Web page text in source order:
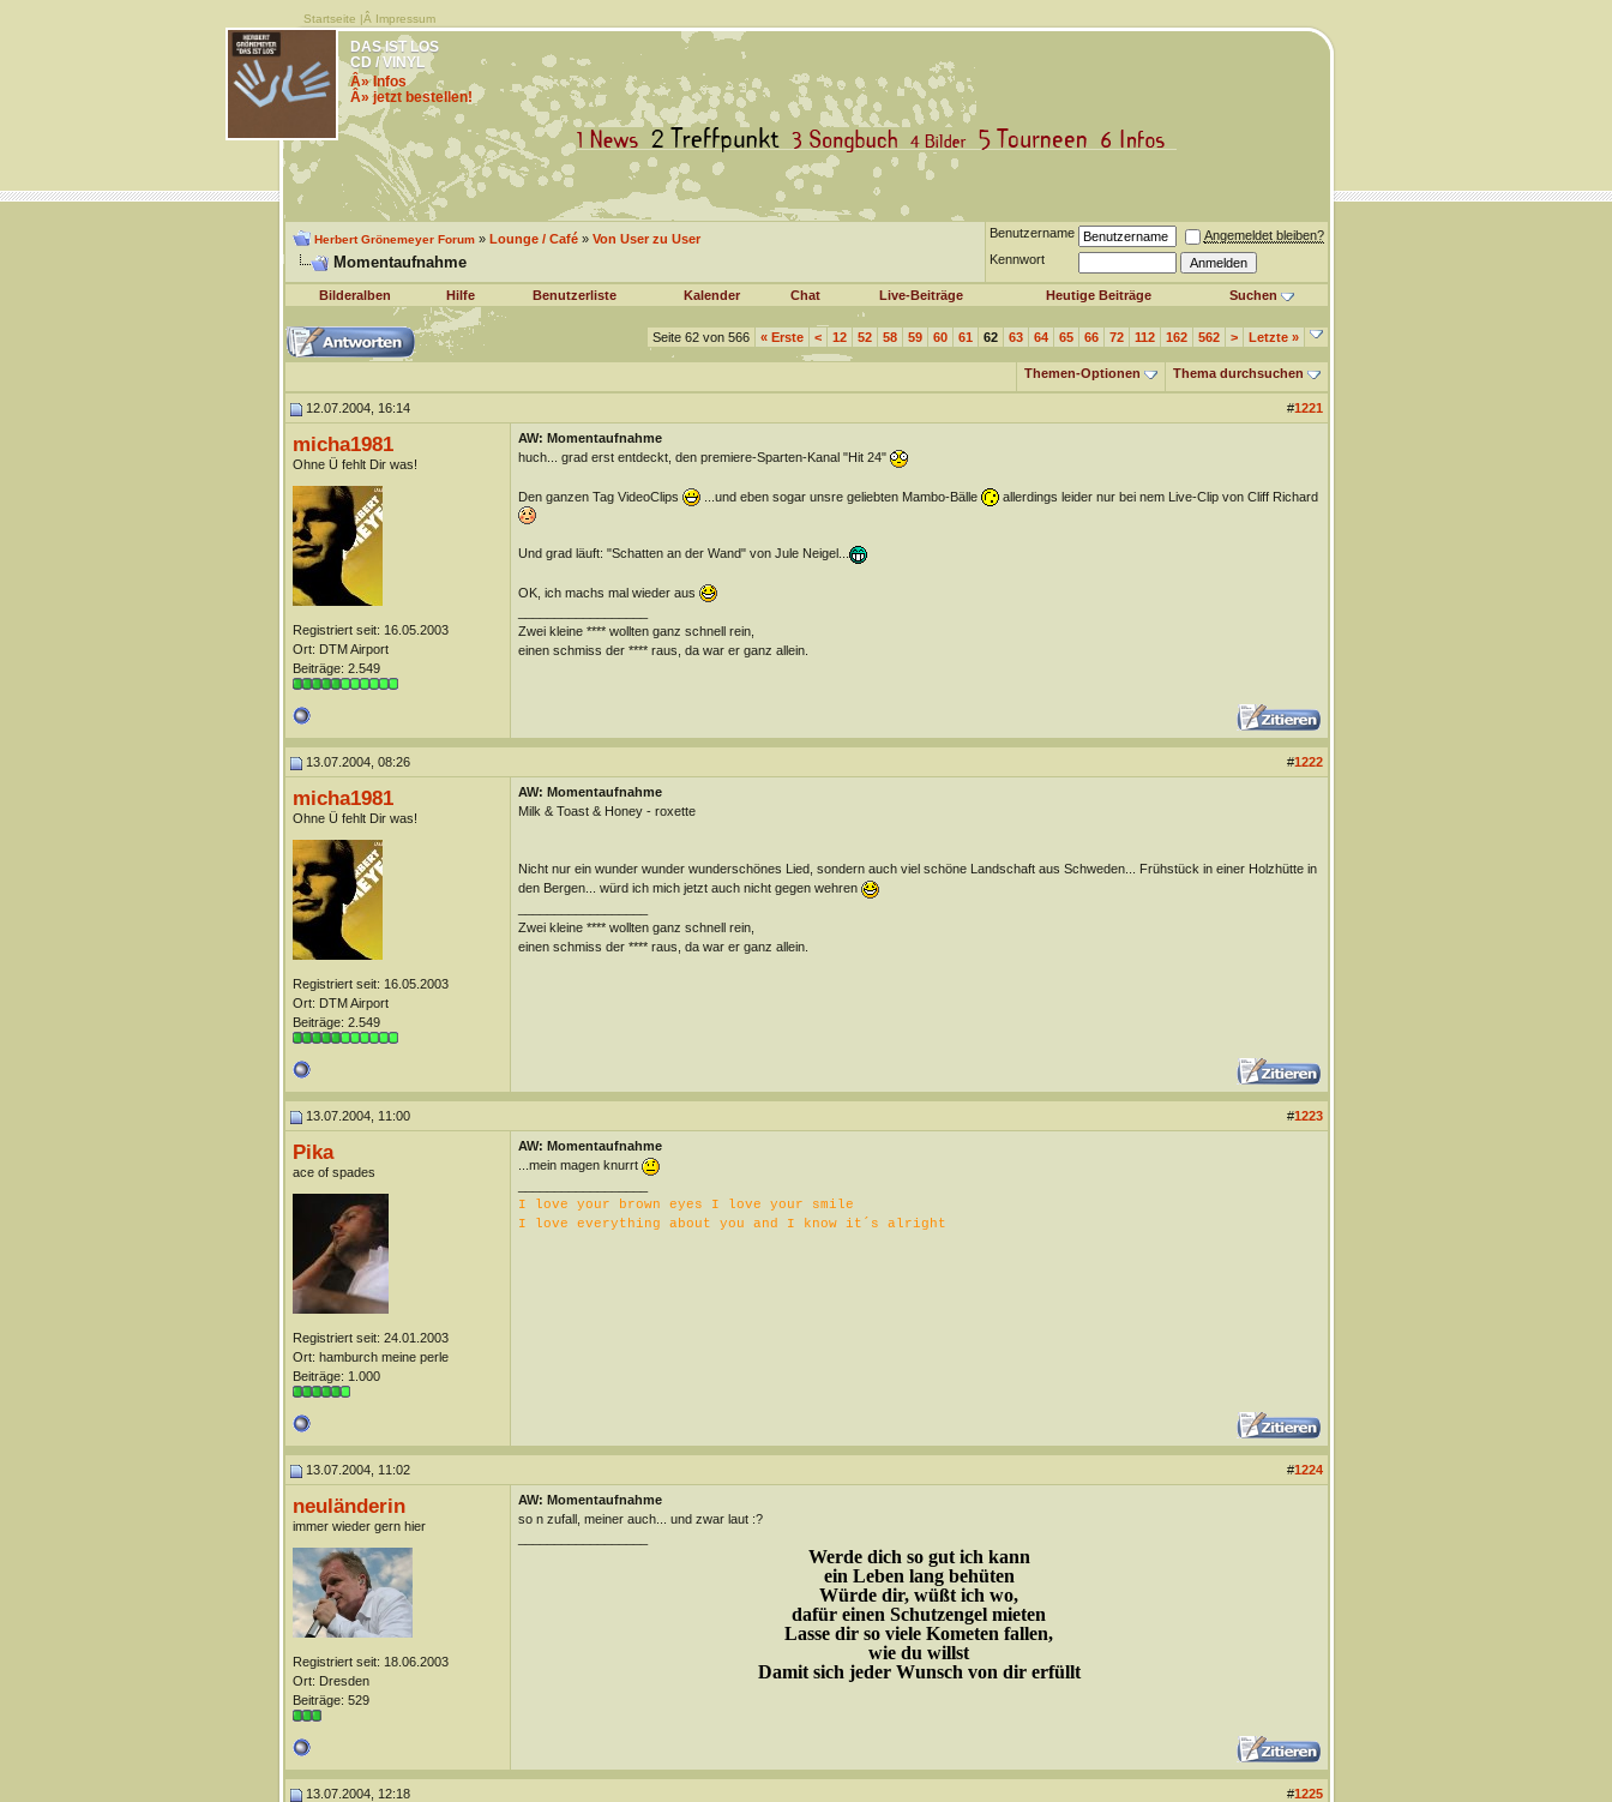
Startseite |Â Impressum
DAS IST LOS
CD / VINYL
Â» Infos
Â» jetzt bestellen!
Herbert Grönemeyer Forum» Lounge / Café» Von User zu User
Momentaufnahme
Benutzername
Angemeldet bleiben?
Kennwort
Bilderalben Hilfe Benutzerliste Kalender Chat Live-Beiträge Heutige Beiträge Suchen
Seite 62 von 566 «Erste < 12 52 58 59 60 61 62 63 64 65 66 72 112 162 562 > Letzte »
Themen-Optionen Thema durchsuchen
12.07.2004, 16:14 #1221
micha1981
Ohne Ü fehlt Dir was!
Registriert seit: 16.05.2003
Ort: DTM Airport
Beiträge: 2.549
AW: Momentaufnahme
huch... grad erst entdeckt, den premiere-Sparten-Kanal "Hit 24"
Den ganzen Tag VideoClips ...und eben sogar unsre geliebten Mambo-Bälle allerdings leider nur bei nem Live-Clip von Cliff Richard
Und grad läuft: "Schatten an der Wand" von Jule Neigel...
OK, ich machs mal wieder aus
Zwei kleine **** wollten ganz schnell rein,
einen schmiss der **** raus, da war er ganz allein.
13.07.2004, 08:26 #1222
micha1981
Ohne Ü fehlt Dir was!
Registriert seit: 16.05.2003
Ort: DTM Airport
Beiträge: 2.549
AW: Momentaufnahme
Milk & Toast & Honey - roxette
Nicht nur ein wunder wunder wunderschönes Lied, sondern auch viel schöne Landschaft aus Schweden... Frühstück in einer Holzhütte in
den Bergen... würd ich mich jetzt auch nicht gegen wehren
Zwei kleine **** wollten ganz schnell rein,
einen schmiss der **** raus, da war er ganz allein.
13.07.2004, 11:00 #1223
Pika
ace of spades
Registriert seit: 24.01.2003
Ort: hamburch meine perle
Beiträge: 1.000
AW: Momentaufnahme
...mein magen knurrt
I love your brown eyes I love your smile
I love everything about you and I know it´s alright
13.07.2004, 11:02 #1224
neuländerin
immer wieder gern hier
Registriert seit: 18.06.2003
Ort: Dresden
Beiträge: 529
AW: Momentaufnahme
so n zufall, meiner auch... und zwar laut :?
Werde dich so gut ich kann
ein Leben lang behüten
Würde dir, wüßt ich wo,
dafür einen Schutzengel mieten
Lasse dir so viele Kometen fallen,
wie du willst
Damit sich jeder Wunsch von dir erfüllt
13.07.2004, 12:18 #1225